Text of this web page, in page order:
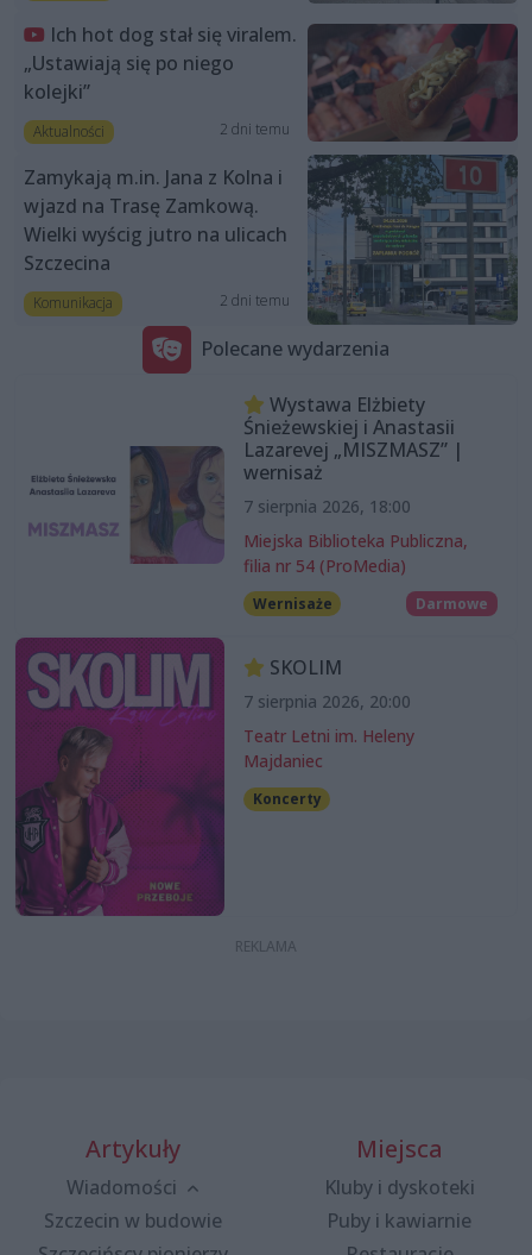
Ich hot dog stał się viralem.
„Ustawiają się po niego
kolejki”
Aktualności 2 dni temu
Zamykają m.in. Jana z Kolna i
wjazd na Trasę Zamkową.
Wielki wyścig jutro na ulicach
Szczecina
Komunikacja 2 dni temu
Polecane wydarzenia
Wystawa Elżbiety
Śnieżewskiej i Anastasii
Lazarevej „MISZMASZ” |
wernisaż
7 sierpnia 2026, 18:00
Miejska Biblioteka Publiczna,
filia nr 54 (ProMedia)
Wernisaże Darmowe
SKOLIM
7 sierpnia 2026, 20:00
Teatr Letni im. Heleny
Majdaniec
Koncerty
Artykuły
Wiadomości
Szczecin w budowie
Miejsca
Kluby i dyskoteki
Puby i kawiarnie